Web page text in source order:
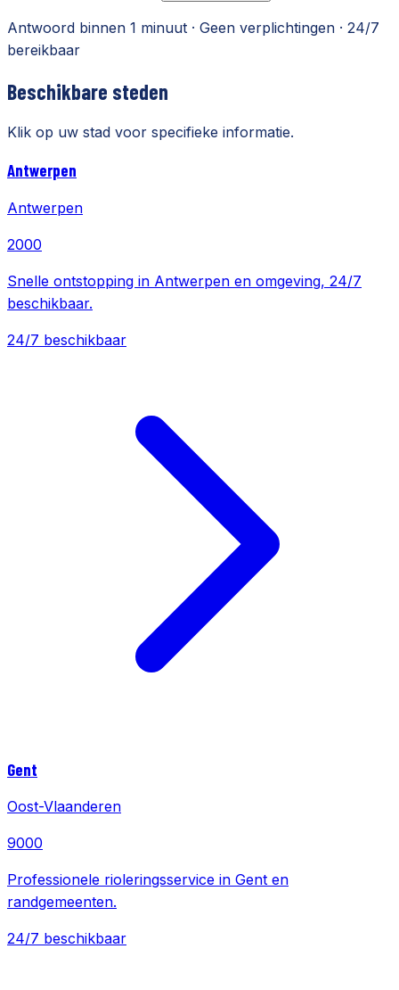
Antwoord binnen 1 minuut · Geen verplichtingen · 24/7
bereikbaar
Beschikbare steden
Klik op uw stad voor specifieke informatie.
Antwerpen
Antwerpen
2000
Snelle ontstopping in Antwerpen en omgeving, 24/7
beschikbaar.
24/7 beschikbaar
Gent
Oost-Vlaanderen
9000
Professionele rioleringsservice in Gent en
randgemeenten.
24/7 beschikbaar